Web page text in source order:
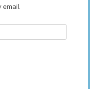
email.